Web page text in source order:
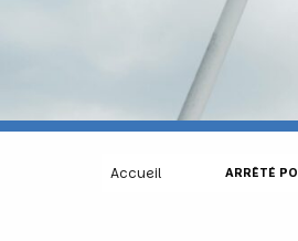
Accueil ARRÊTÉ PORTANT AUTORISATION DE PÉNÉTRER SUR LES PROPRIÉTÉS PUBLIQUES ET